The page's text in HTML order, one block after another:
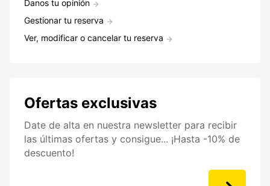
Danos tu opinión
Gestionar tu reserva
Ver, modificar o cancelar tu reserva
Ofertas exclusivas
Date de alta en nuestra newsletter para recibir
las últimas ofertas y consigue... ¡Hasta -10% de
descuento!